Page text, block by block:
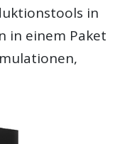
in
in einem Paket